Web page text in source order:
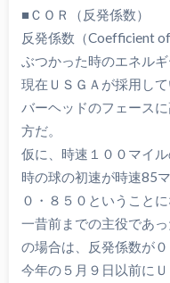
■ＣＯＲ（反発係数）
反発係数（Coefficient
ぶつかった時のエネル
現在ＵＳＧＡが採用し
バーヘッドのフェース
方だ。
仮に、時速１００マイ
時の球の初速が時速85
０・８５０ということに
一昔前までの主役であ
の場合は、反発係数が
今年の５月９日以前に